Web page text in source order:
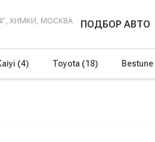
ХИМКИ, МОСКВА
ПОДБОР АВТО
(4) Toyota (18) Bestune